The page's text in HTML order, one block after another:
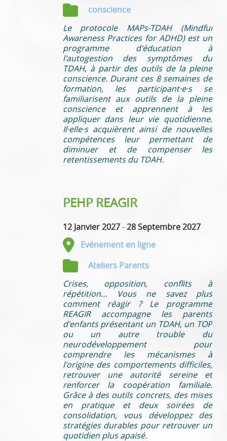
conscience
Le protocole MAPs-TDAH (Mindful
Awareness Practices for ADHD) est un
programme d'éducation à
l'autogestion des symptômes du
TDAH, à partir des outils de la pleine
conscience. Durant ces 8 semaines de
formation, les participant·e·s se
familiarisent aux outils de la pleine
conscience et apprennent à les
appliquer dans leur vie quotidienne.
Il·elle·s acquièrent ainsi de nouvelles
compétences leur permettant de
diminuer et de compenser les
retentissements du TDAH.
PEHP REAGIR
12 Janvier 2027 -28 Septembre 2027
Evénement en ligne
Ateliers Parents
Crises, opposition, conflits à
répétition… Vous ne savez plus
comment réagir ? Le programme
REAGIR accompagne les parents
d'enfants présentant un TDAH, un TOP
ou un autre trouble du
neurodéveloppement pour
comprendre les mécanismes à
l'origine des comportements difficiles,
retrouver une autorité sereine et
renforcer la coopération familiale.
Grâce à des outils concrets, des mises
en pratique et deux soirées de
consolidation, vous développez des
stratégies durables pour retrouver un
quotidien plus apaisé.